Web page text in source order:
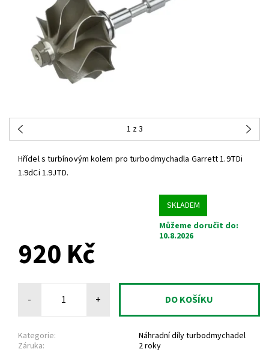
1 z 3
Hřídel s turbínovým kolem pro turbodmychadla Garrett 1.9TDi
1.9dCi 1.9JTD.
SKLADEM
Můžeme doručit do:
10.8.2026
920 Kč
- +
Kategorie:
Náhradní díly turbodmychadel
Záruka:
2 roky